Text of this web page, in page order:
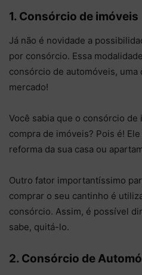
1. Consórcio de imóveis
Já não é novidade a
por consórcio. Essa
consórcio de automóveis, uma
mercado!
Você sabia que o consórcio de
compra de imóveis? Pois é!
reforma da sua casa ou
Outro fator importantíssimo
comprar o seu cantinho é
consórcio. Assim, é possível
sabe, quitá-lo.
2. Consórcio de